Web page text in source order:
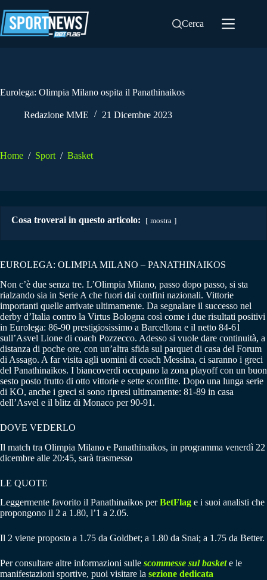
al
contenuto
Cerca
Eurolega: Olimpia Milano ospita il Panathinaikos
Redazione MME 21 Dicembre 2023
Home / Sport / Basket
Cosa troverai in questo articolo: mostra
EUROLEGA: OLIMPIA MILANO – PANATHINAIKOS
Non c’è due senza tre. L’Olimpia Milano, passo dopo passo, si sta
rialzando sia in Serie A che fuori dai confini nazionali. Vittorie
importanti quelle arrivate ultimamente. Da segnalare il successo nel
derby d’Italia contro la Virtus Bologna così come i due risultati positivi
in Eurolega: 86-90 prestigiosissimo a Barcellona e il netto 84-61
sull’Asvel Lione di coach Pozzecco. Adesso si vuole dare continuità, a
distanza di poche ore, con un’altra sfida sul parquet di casa del Forum
di Assago. A far visita agli uomini di coach Messina, ci saranno i greci
del Panathinaikos. I biancoverdi occupano la zona playoff con un buon
sesto posto frutto di otto vittorie e sette sconfitte. Dopo una lunga serie
di KO, anche i greci si sono ripresi ultimamente: 81-89 in casa
dell’Asvel e il blitz di Monaco per 90-91.
DOVE VEDERLO
Il match tra Olimpia Milano e Panathinaikos, in programma venerdì 22
dicembre alle 20:45, sarà trasmesso
LE QUOTE
Leggermente favorito il Panathinaikos perBetFlag e i suoi analisti che
propongono il 2 a 1.80, l’1 a 2.05.
Il 2 viene proposto a 1.75 da Goldbet; a 1.80 da Snai; a 1.75 da Better.
Per consultare altre informazioni sulle scommesse sul baskete le
manifestazioni sportive, puoi visitare la sezione dedicata